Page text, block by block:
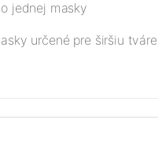
jednej masky
určené pre širšiu tváre